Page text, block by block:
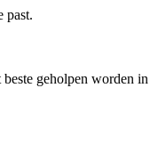
past.
geholpen worden